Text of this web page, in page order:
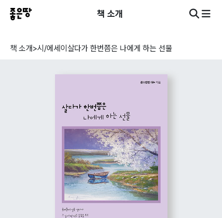
책 소개
책 소개>시/에세이 살다가 한번쯤은 나에게 하는 선물